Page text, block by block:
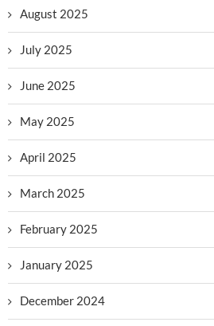
August 2025
July 2025
June 2025
May 2025
April 2025
March 2025
February 2025
January 2025
December 2024